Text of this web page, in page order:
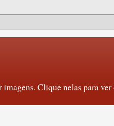
Clique nelas para